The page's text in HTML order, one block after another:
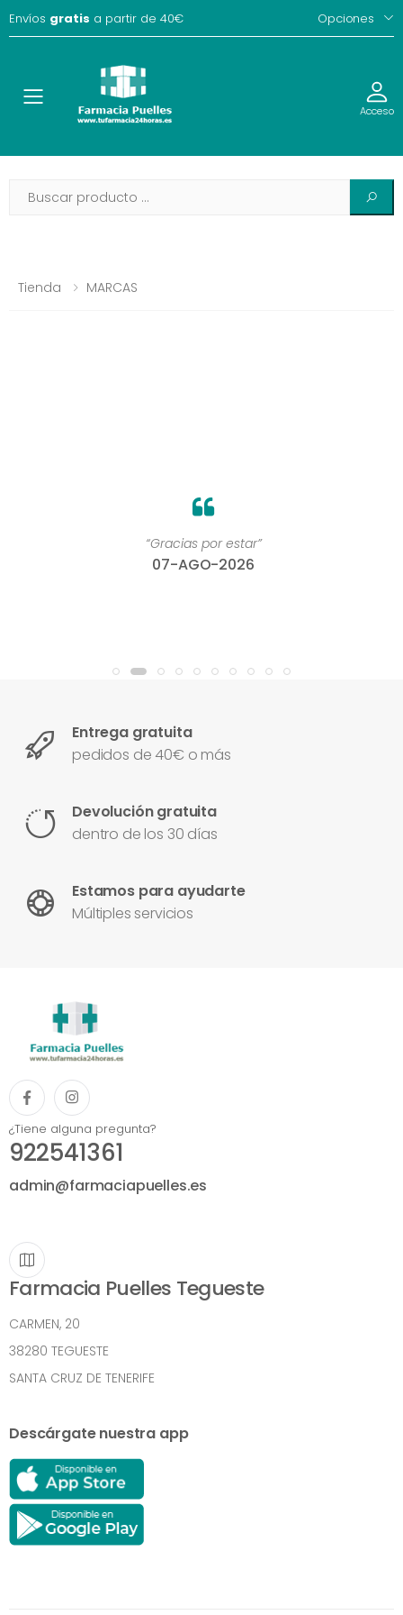
Envíos gratis a partir de 40€ Opciones
Toggle Acceso
Tienda MARCAS
“Gracias por estar”
07-AGO-2026
Entrega gratuita
pedidos de 40€ o más
Devolución gratuita
dentro de los 30 días
Estamos para ayudarte
Múltiples servicios
¿Tiene alguna pregunta?
922541361
admin@farmaciapuelles.es
Farmacia Puelles Tegueste
CARMEN, 20
38280 TEGUESTE
SANTA CRUZ DE TENERIFE
Descárgate nuestra app